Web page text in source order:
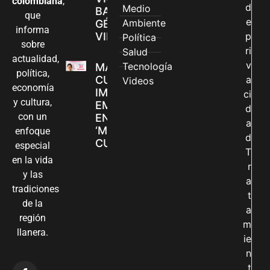
que
informa
sobre
actualidad,
política,
economía
y cultura,
con un
enfoque
especial
en la vida
y las
tradiciones
de la
región
llanera.
BASADAS EN
GÉNERO EN
VILLAVICENCIO
MADRES
CUIDADORAS
IMPULSAN SUS
EMPRENDIMIENTOS
EN LA FERIA
‘MANOS QUE
CUIDAN Y CREAN’
Medio
Ambiente
Política
Salud
Tecnología
Videos
d
e
p
ri
v
a
ci
d
a
d
T
r
a
t
a
m
ie
n